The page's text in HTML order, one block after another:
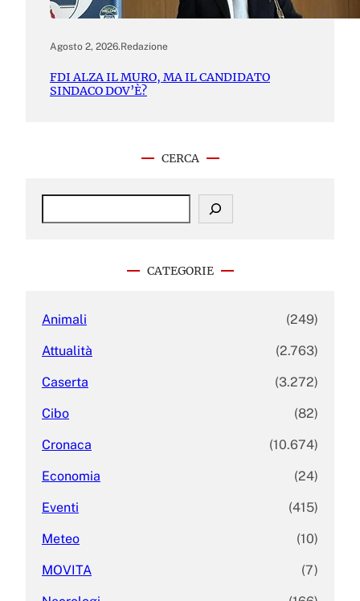
Agosto 2, 2026.Redazione
FDI ALZA IL MURO, MA IL CANDIDATO
SINDACO DOV’È?
CERCA
S
CATEGORIE
Animali (249)
Attualità (2.763)
Caserta (3.272)
Cibo (82)
Cronaca (10.674)
Economia (24)
Eventi (415)
Meteo (10)
MOVITA (7)